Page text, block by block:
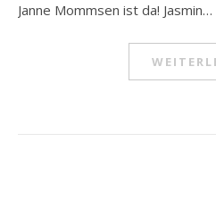
Janne Mommsen ist da! Jasmin…